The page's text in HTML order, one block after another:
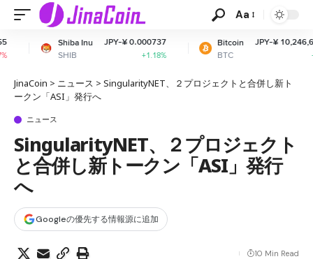
Aa
JPY-¥ 0.000737
+1.18%
Bitcoin
BTC
JPY-¥ 10,246,629.24
+0.97%
JinaCoin > ニュース > SingularityNET、２プロジェクトと合併し新ト
ークン「ASI」発行へ
ニュース
SingularityNET、２プロジェクト
と合併し新トークン「ASI」発行
へ
Googleの優先する情報源に追加
10 Min Read